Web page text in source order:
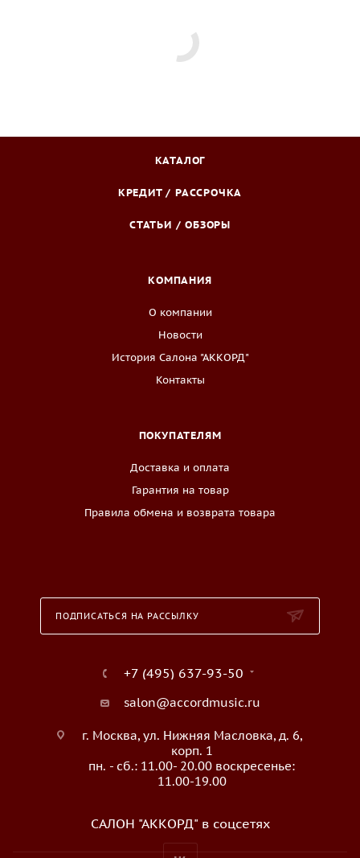
КАТАЛОГ
КРЕДИТ / РАССРОЧКА
СТАТЬИ / ОБЗОРЫ
КОМПАНИЯ
О компании
Новости
История Салона "АККОРД"
Контакты
ПОКУПАТЕЛЯМ
Доставка и оплата
Гарантия на товар
Правила обмена и возврата товара
ПОДПИСАТЬСЯ НА РАССЫЛКУ
+7 (495) 637-93-50
salon@accordmusic.ru
г. Москва, ул. Нижняя Масловка, д. 6,
корп. 1
пн. - сб.: 11.00- 20.00 воскресенье:
11.00-19.00
САЛОН "АККОРД" в соцсетях